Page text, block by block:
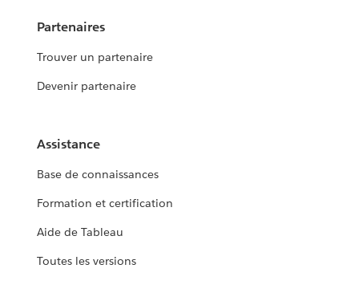
Partenaires
Trouver un partenaire
Devenir partenaire
Assistance
Base de connaissances
Formation et certification
Aide de Tableau
Toutes les versions